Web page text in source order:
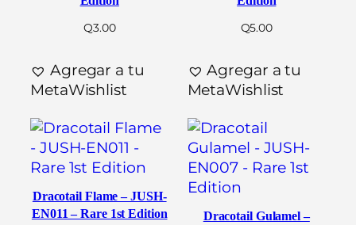
Q3.00
Agregar a tu
MetaWishlist
Q5.00
Agregar a tu
MetaWishlist
Dracotail Flame – JUSH-
EN011 – Rare 1st Edition
Dracotail Gulamel –